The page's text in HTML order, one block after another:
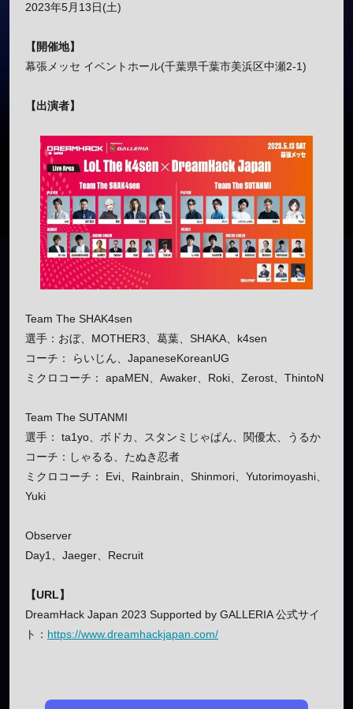
2023年5月13日(土)
【開催地】
幕張メッセ イベントホール(千葉県千葉市美浜区中瀬2-1)
【出演者】
Team The SHAK4sen
選手：おぼ、MOTHER3、葛葉、SHAKA、k4sen
コーチ： らいじん、JapaneseKoreanUG
ミクロコーチ： apaMEN、Awaker、Roki、Zerost、ThintoN
Team The SUTANMI
選手： ta1yo、ボドカ、スタンミじゃぱん、関優太、うるか
コーチ：しゃるる、たぬき忍者
ミクロコーチ： Evi、Rainbrain、Shinmori、Yutorimoyashi、
Yuki
Observer
Day1、Jaeger、Recruit
【URL】
DreamHack Japan 2023 Supported by GALLERIA 公式サイ
ト： https://www.dreamhackjapan.com/